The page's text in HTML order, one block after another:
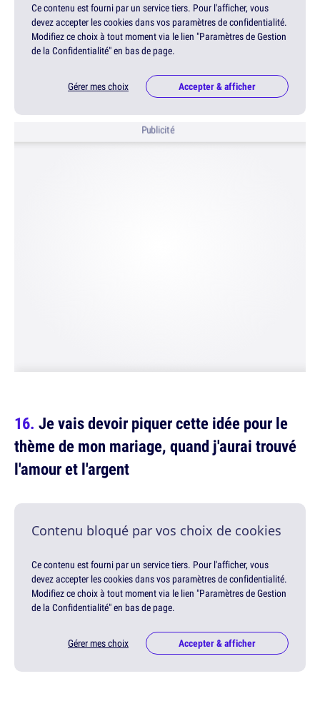
Ce contenu est fourni par un service tiers. Pour l'afficher, vous
devez accepter les cookies dans vos paramètres de confidentialité.
Modifiez ce choix à tout moment via le lien "Paramètres de Gestion
de la Confidentialité" en bas de page.
Gérer mes choix Accepter & afficher
Publicité
Je vais devoir piquer cette idée pour le
thème de mon mariage, quand j'aurai trouvé
l'amour et l'argent
Contenu bloqué par vos choix de cookies
Ce contenu est fourni par un service tiers. Pour l'afficher, vous
devez accepter les cookies dans vos paramètres de confidentialité.
Modifiez ce choix à tout moment via le lien "Paramètres de Gestion
de la Confidentialité" en bas de page.
Gérer mes choix Accepter & afficher